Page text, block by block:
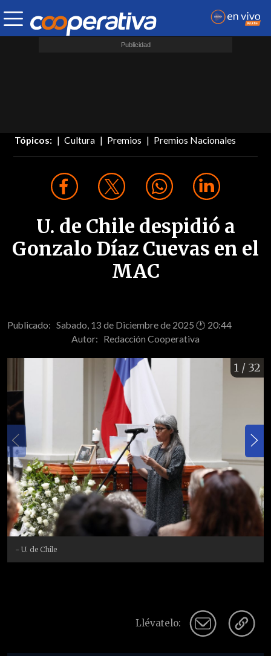
Tópicos: Cultura Premios Premios Nacionales
U. de Chile despidió a
Gonzalo Díaz Cuevas en el
MAC
Publicado: Sabado, 13 de Diciembre de 2025 🕐 20:44
Autor: Redacción Cooperativa
1 / 32
- U. de Chile
Llévatelo: